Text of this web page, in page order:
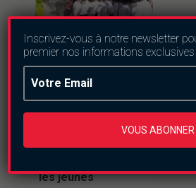
Culture
semer l’esprit
les jeunes
Inscrivez-vous à notre newsletter
premier nos informations exclusives
VOUS ABONNER